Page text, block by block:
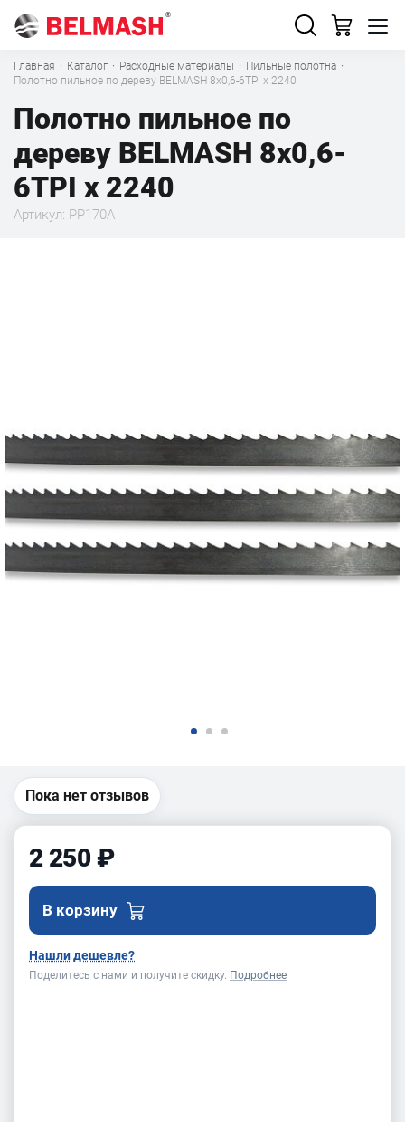
Главная · Каталог · Расходные материалы · Пильные полотна ·
Полотно пильное по дереву BELMASH 8x0,6-6TPI x 2240
Полотно пильное по
дереву BELMASH 8x0,6-
6TPI x 2240
Артикул: PP170A
Пока нет отзывов
2 250 ₽
В корзину
Нашли дешевле?
Поделитесь с нами и получите скидку. Подробнее